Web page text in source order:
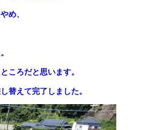
め、
ころだと思います。
替えて完了しました。